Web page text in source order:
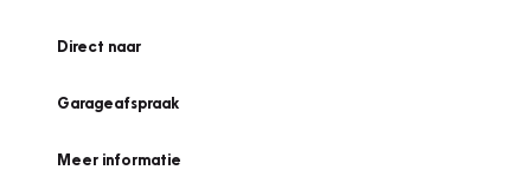
Direct naar
Garageafspraak
Meer informatie